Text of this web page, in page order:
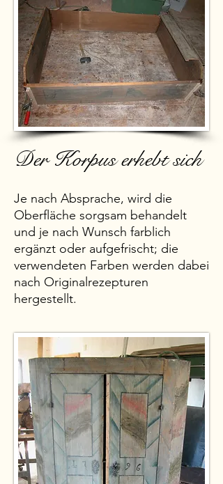
Der Korpus erhebt sich
Je nach Absprache, wird die
Oberfläche sorgsam behandelt
und je nach Wunsch farblich
ergänzt oder aufgefrischt; die
verwendeten Farben werden dabei
nach Originalrezepturen
hergestellt.